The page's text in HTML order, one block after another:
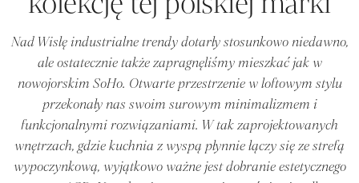
Nad Wisłę industrialne trendy dotarły stosunkowo niedawno,
ale ostatecznie także zapragnęliśmy mieszkać jak w
nowojorskim SoHo. Otwarte przestrzenie w loftowym stylu
przekonały nas swoim surowym minimalizmem i
funkcjonalnymi rozwiązaniami. W tak zaprojektowanych
wnętrzach, gdzie kuchnia z wyspą płynnie łączy się ze strefą
wypoczynkową, wyjątkowo ważne jest dobranie estetycznego